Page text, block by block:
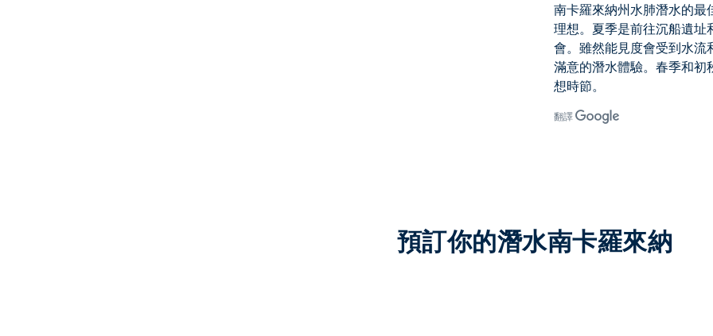
南卡羅來納州水肺潛水的最
理想。夏季是前往沉船遺
會。雖然能見度會受到水
滿意的潛水體驗。春季和
想時節。
翻譯
預訂你的潛水南卡羅來納